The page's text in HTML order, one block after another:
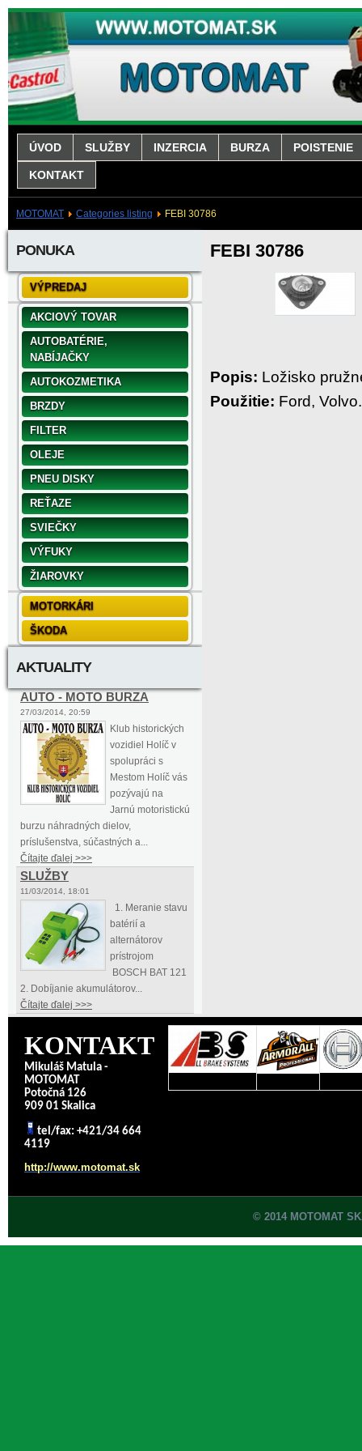
ÚVOD SLUŽBY INZERCIA BURZA POISTENIE
KONTAKT
MOTOMAT Categories listing FEBI 30786
PONUKA
VÝPREDAJ
AKCIOVÝ TOVAR
AUTOBATÉRIE,
NABÍJAČKY
AUTOKOZMETIKA
BRZDY
FILTER
OLEJE
PNEU DISKY
REŤAZE
SVIEČKY
VÝFUKY
ŽIAROVKY
MOTORKÁRI
ŠKODA
AKTUALITY
AUTO - MOTO BURZA
27/03/2014, 20:59
Klub historických
vozidiel Holíč v
spolupráci s
Mestom Holíč vás
pozývajú na
Jarnú motoristickú
burzu náhradných dielov,
príslušenstva, súčastných a...
Čítajte ďalej >>>
SLUŽBY
11/03/2014, 18:01
1. Meranie stavu
batérií a
alternátorov
prístrojom
BOSCH BAT 121
2. Dobíjanie akumulátorov...
Čítajte ďalej >>>
FEBI 30786
Popis: Ložisko
Použitie: Ford, Volvo.
KONTAKT
Mikuláš Matula -
MOTOMAT
Potočná 126
909 01 Skalica
tel/fax: +421/34 664
4119
http://www.motomat.sk
© 2014